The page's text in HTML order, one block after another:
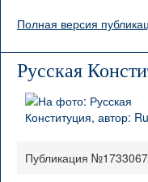
Полная версия
Русская
Публикация